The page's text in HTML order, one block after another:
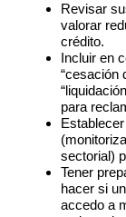
Revisar
valorar
crédito.
Incluir en
“cesación
para
sectorial)
Tener
hacer si
accedo a